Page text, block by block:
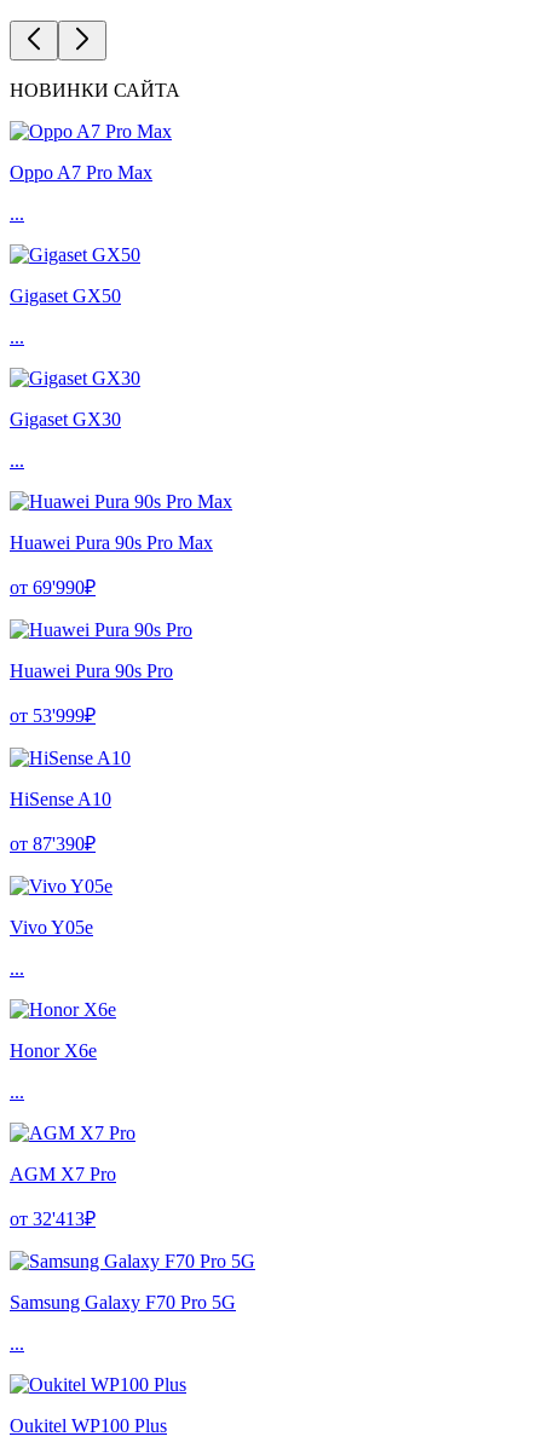
НОВИНКИ САЙТА
Oppo A7 Pro Max
...
Gigaset GX50
...
Gigaset GX30
...
Huawei Pura 90s Pro Max
от 69'990₽
Huawei Pura 90s Pro
от 53'999₽
HiSense A10
от 87'390₽
Vivo Y05e
...
Honor X6e
...
AGM X7 Pro
от 32'413₽
Samsung Galaxy F70 Pro 5G
...
Oukitel WP100 Plus